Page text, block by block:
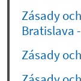
Zásady
Bratislava
Zásady